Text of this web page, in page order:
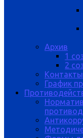
Архив
1
2
Контакты
График